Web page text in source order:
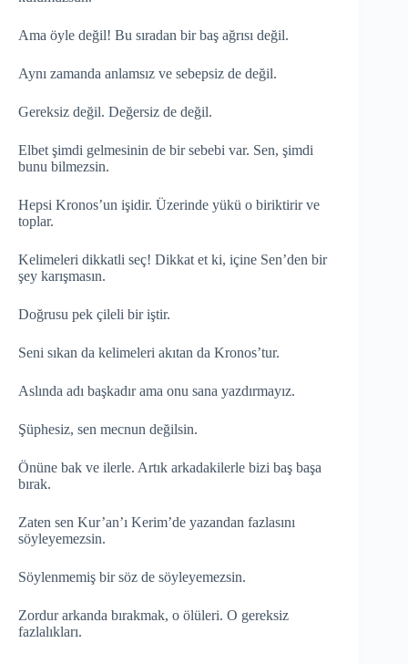
Ama öyle değil! Bu sıradan bir baş ağrısı değil.
Aynı zamanda anlamsız ve sebepsiz de değil.
Gereksiz değil. Değersiz de değil.
Elbet şimdi gelmesinin de bir sebebi var. Sen, şimdi
bunu bilmezsin.
Hepsi Kronos’un işidir. Üzerinde yükü o biriktirir ve
toplar.
Kelimeleri dikkatli seç! Dikkat et ki, içine Sen’den bir
şey karışmasın.
Doğrusu pek çileli bir iştir.
Seni sıkan da kelimeleri akıtan da Kronos’tur.
Aslında adı başkadır ama onu sana yazdırmayız.
Şüphesiz, sen mecnun değilsin.
Önüne bak ve ilerle. Artık arkadakilerle bizi baş başa
bırak.
Zaten sen Kur’an’ı Kerim’de yazandan fazlasını
söyleyemezsin.
Söylenmemiş bir söz de söyleyemezsin.
Zordur arkanda bırakmak, o ölüleri. O gereksiz
fazlalıkları.